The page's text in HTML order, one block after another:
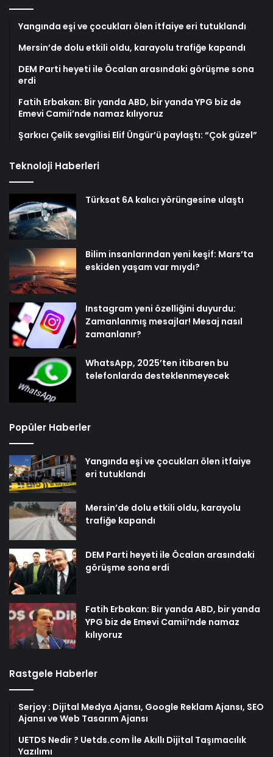
Yangında eşi ve çocukları ölen itfaiye eri tutuklandı
Mersin’de dolu etkili oldu, karayolu trafiğe kapandı
DEM Parti heyeti ile Öcalan arasındaki görüşme sona
erdi
Fatih Erbakan: Bir yanda ABD, bir yanda YPG biz de
Emevi Camii’nde namaz kılıyoruz
Şarkıcı Çelik sevgilisi Elif Üngür’ü paylaştı: “Çok güzel”
Teknoloji Haberleri
Türksat 6A kalıcı yörüngesine ulaştı
Bilim insanlarından yeni keşif: Mars’ta
eskiden yaşam var mıydı?
Instagram yeni özelliğini duyurdu:
Zamanlanmış mesajlar! Mesaj nasıl
zamanlanır?
WhatsApp, 2025’ten itibaren bu
telefonlarda desteklenmeyecek
Popüler Haberler
Yangında eşi ve çocukları ölen itfaiye
eri tutuklandı
Mersin’de dolu etkili oldu, karayolu
trafiğe kapandı
DEM Parti heyeti ile Öcalan arasındaki
görüşme sona erdi
Fatih Erbakan: Bir yanda ABD, bir yanda
YPG biz de Emevi Camii’nde namaz
kılıyoruz
Rastgele Haberler
Serjoy : Dijital Medya Ajansı, Google Reklam Ajansı, SEO
Ajansı ve Web Tasarım Ajansı
UETDS Nedir ? Uetds.com İle Akıllı Dijital Taşımacılık
Yazılımı